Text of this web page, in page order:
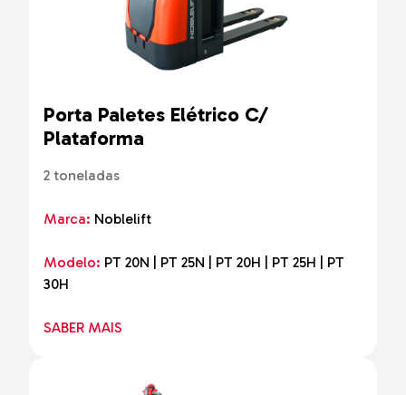
Porta Paletes Elétrico C/
Plataforma
2 toneladas
Marca: Noblelift
Modelo: PT 20N | PT 25N | PT 20H | PT 25H | PT
30H
SABER MAIS